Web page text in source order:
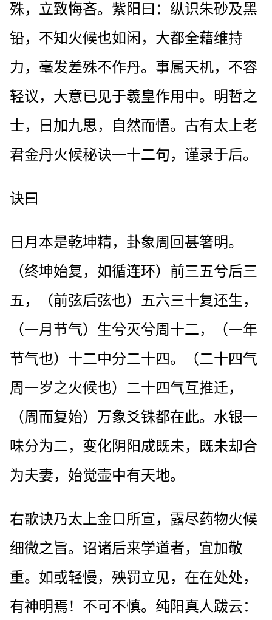
殊，立致悔吝。紫阳曰：纵识朱砂及黑
铅，不知火候也如闲，大都全藉维持
力，毫发差殊不作丹。事属天机，不容
轻议，大意已见于羲皇作用中。明哲之
士，日加九思，自然而悟。古有太上老
君金丹火候秘诀一十二句，谨录于后。
诀曰
日月本是乾坤精，卦象周回甚箸明。
（终坤始复，如循连环）前三五兮后三
五，（前弦后弦也）五六三十复还生，
（一月节气）生兮灭兮周十二，（一年
节气也）十二中分二十四。（二十四气
周一岁之火候也）二十四气互推迁，
（周而复始）万象爻铢都在此。水银一
味分为二，变化阴阳成既未，既未却合
为夫妻，始觉壶中有天地。
右歌诀乃太上金口所宣，露尽药物火候
细微之旨。诏诸后来学道者，宜加敬
重。如或轻慢，殃罚立见，在在处处，
有神明焉！不可不慎。纯阳真人跋云：